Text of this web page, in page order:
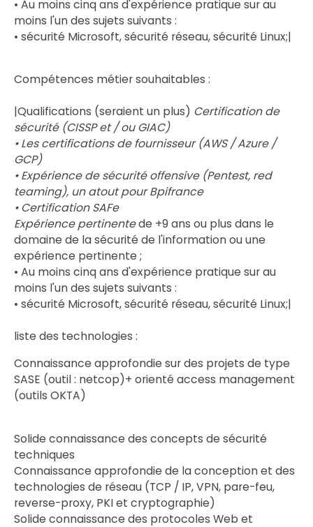
• Au moins cinq ans d'expérience pratique sur au
moins l'un des sujets suivants :
• sécurité Microsoft, sécurité réseau, sécurité Linux;|
Compétences métier souhaitables :
|Qualifications (seraient un plus) Certification de
sécurité (CISSP et / ou GIAC)
• Les certifications de fournisseur (AWS / Azure /
GCP)
• Expérience de sécurité offensive (Pentest, red
teaming), un atout pour Bpifrance
• Certification SAFe
Expérience pertinentede +9 ans ou plus dans le
domaine de la sécurité de l'information ou une
expérience pertinente ;
• Au moins cinq ans d'expérience pratique sur au
moins l'un des sujets suivants :
• sécurité Microsoft, sécurité réseau, sécurité Linux;|
liste des technologies :
Connaissance approfondie sur des projets de type
SASE (outil : netcop)+ orienté access management
(outils OKTA)
Solide connaissance des concepts de sécurité
techniques
Connaissance approfondie de la conception et des
technologies de réseau (TCP / IP, VPN, pare-feu,
reverse-proxy, PKI et cryptographie)
Solide connaissance des protocoles Web et